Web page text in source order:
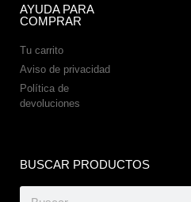
AYUDA PARA
COMPRAR
Tu carrito
Aviso de privacidad
Política de
devoluciones
BUSCAR PRODUCTOS